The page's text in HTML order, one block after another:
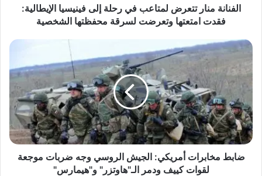
View this post on Instagram
ت
ض
م
ت
ا
ع
الفنانة منار تتعرض لمتاعب في رحلة إلى فينيسيا الإيطالية:
فقدت امتعتها وتعرضت لسرقة محفظتها الشخصية
ض
ط
خ
ا
ب
ر
ضابط مخابرات أمريكي: الجيش الروسي وجه ضربات موجعة
لقوات كييف ودمر الـ"هاوتزر" و"هيمارس"